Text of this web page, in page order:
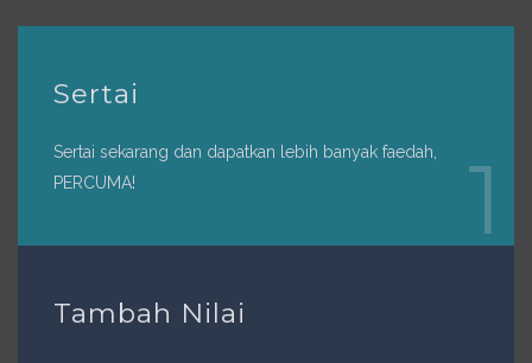
Sertai
Sertai sekarang dan dapatkan lebih banyak faedah,
PERCUMA!
1
Tambah Nilai